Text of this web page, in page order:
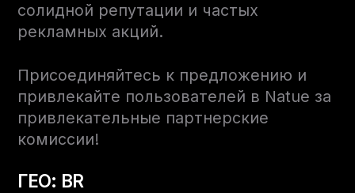
солидной репутации и частых
рекламных акций.
Присоединяйтесь к предложению и
привлекайте пользователей в Natue за
привлекательные партнерские
комиссии!
ГЕО: BR